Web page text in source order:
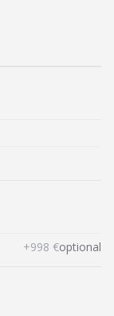
+998 €optional